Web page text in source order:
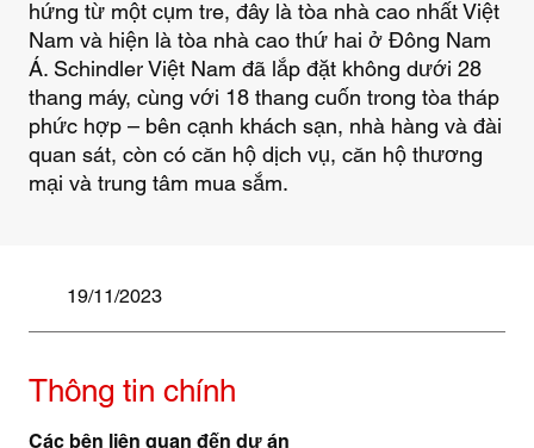
hứng từ một cụm tre, đây là tòa nhà cao nhất Việt
Nam và hiện là tòa nhà cao thứ hai ở Đông Nam
Á. Schindler Việt Nam đã lắp đặt không dưới 28
thang máy, cùng với 18 thang cuốn trong tòa tháp
phức hợp – bên cạnh khách sạn, nhà hàng và đài
quan sát, còn có căn hộ dịch vụ, căn hộ thương
mại và trung tâm mua sắm.
19/11/2023
Thông tin chính
Các bên liên quan đến dự án